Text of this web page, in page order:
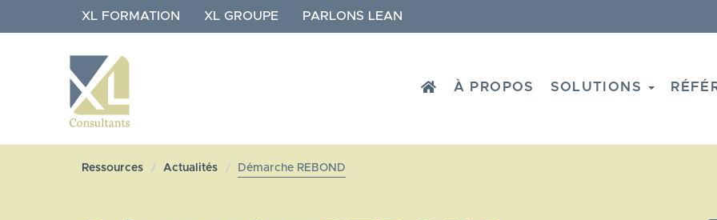
au
XL FORMATION XL GROUPE PARLONS LEAN
NAVIGATION
XL
HOME
À PROPOS SOLUTIONS
Ressources Actualités Démarche REBOND​